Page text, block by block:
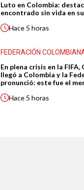
Luto en Colombia:
encontrado sin vida en
Hace 5 horas
FEDERACIÓN
En plena crisis en la
llegó a Colombia y la
pronunció: este fue el
Hace 5 horas